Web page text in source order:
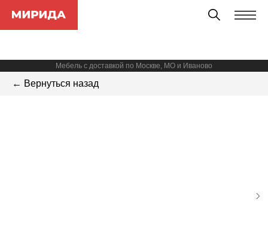
Мебель с доставкой по Москве, МО и Иваново
← Вернуться назад